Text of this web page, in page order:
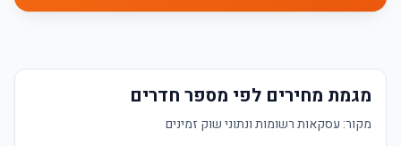
מגמת מחירים לפי מספר חדרים
מקור: עסקאות רשומות ונתוני שוק זמינים